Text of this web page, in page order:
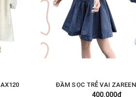
TÙY CHỌN
ĐẦM SỌC TRỄ VAI
400.000₫